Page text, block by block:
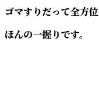
ゴマすりだって全方
ほんの一握りです。